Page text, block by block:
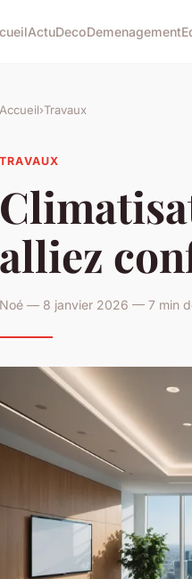
ActuDecoDemenagement
Accueil›Travaux
TRAVAUX
alliez
Noé — 8 janvier 2026 — 7 min